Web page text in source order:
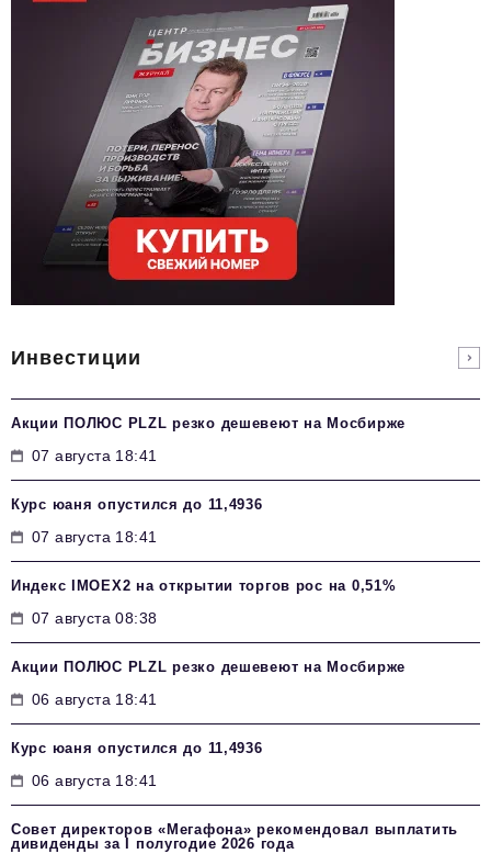
Инвестиции
Акции ПОЛЮС PLZL резко дешевеют на Мосбирже
07 августа 18:41
Курс юаня опустился до 11,4936
07 августа 18:41
Индекс IMOEX2 на открытии торгов рос на 0,51%
07 августа 08:38
Акции ПОЛЮС PLZL резко дешевеют на Мосбирже
06 августа 18:41
Курс юаня опустился до 11,4936
06 августа 18:41
Совет директоров «Мегафона» рекомендовал выплатить
дивиденды за I полугодие 2026 года